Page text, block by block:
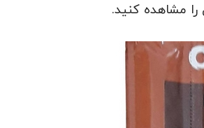
مشاهده کنید.